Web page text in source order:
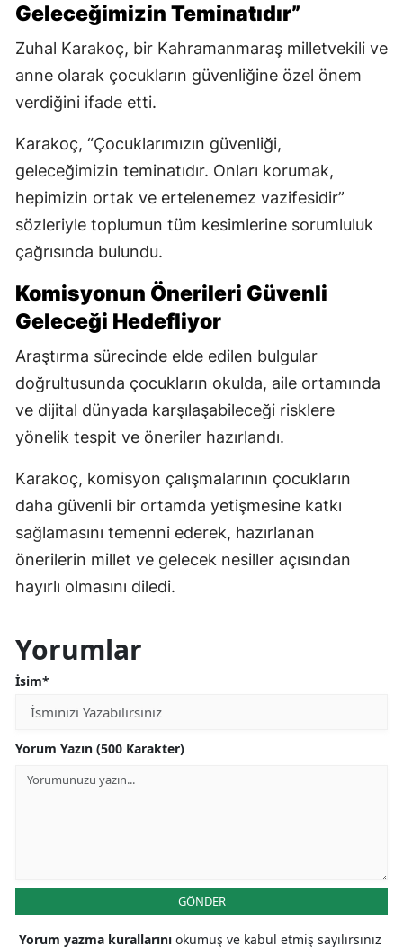
Geleceğimizin Teminatıdır”
Zuhal Karakoç, bir Kahramanmaraş milletvekili ve
anne olarak çocukların güvenliğine özel önem
verdiğini ifade etti.
Karakoç, “Çocuklarımızın güvenliği,
geleceğimizin teminatıdır. Onları korumak,
hepimizin ortak ve ertelenemez vazifesidir”
sözleriyle toplumun tüm kesimlerine sorumluluk
çağrısında bulundu.
Komisyonun Önerileri Güvenli
Geleceği Hedefliyor
Araştırma sürecinde elde edilen bulgular
doğrultusunda çocukların okulda, aile ortamında
ve dijital dünyada karşılaşabileceği risklere
yönelik tespit ve öneriler hazırlandı.
Karakoç, komisyon çalışmalarının çocukların
daha güvenli bir ortamda yetişmesine katkı
sağlamasını temenni ederek, hazırlanan
önerilerin millet ve gelecek nesiller açısından
hayırlı olmasını diledi.
Yorumlar
İsim*
Yorum Yazın (500 Karakter)
GÖNDER
Yorum yazma kurallarını okumuş ve kabul etmiş sayılırsınız